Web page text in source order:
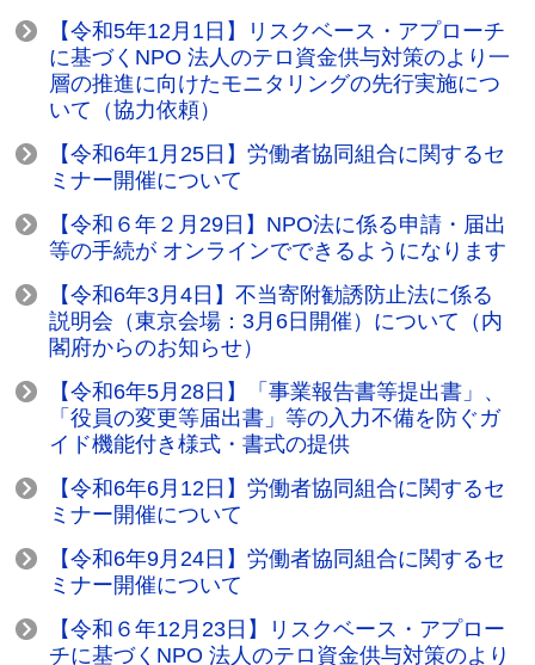
【令和5年12月1日】リスクベース・アプローチ
に基づくNPO 法人のテロ資金供与対策のより一
層の推進に向けたモニタリングの先行実施につ
いて（協力依頼）
【令和6年1月25日】労働者協同組合に関するセ
ミナー開催について
【令和６年２月29日】NPO法に係る申請・届出
等の手続が オンラインでできるようになります
【令和6年3月4日】不当寄附勧誘防止法に係る
説明会（東京会場：3月6日開催）について（内
閣府からのお知らせ）
【令和6年5月28日】「事業報告書等提出書」、
「役員の変更等届出書」等の入力不備を防ぐガ
イド機能付き様式・書式の提供
【令和6年6月12日】労働者協同組合に関するセ
ミナー開催について
【令和6年9月24日】労働者協同組合に関するセ
ミナー開催について
【令和６年12月23日】リスクベース・アプロー
チに基づくNPO 法人のテロ資金供与対策のより